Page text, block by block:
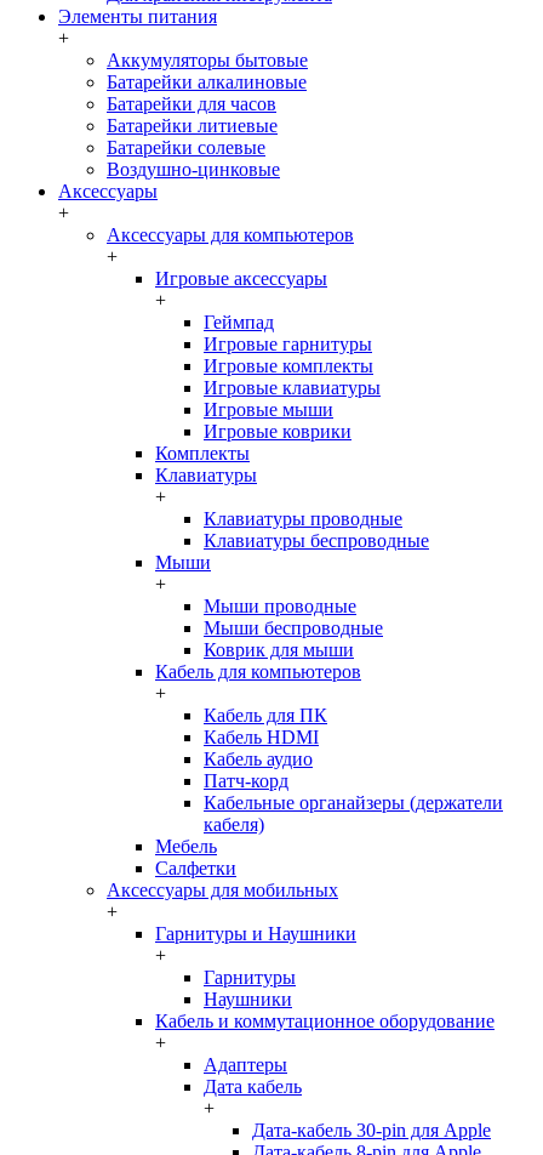
Элементы питания
+
Аккумуляторы бытовые
Батарейки алкалиновые
Батарейки для часов
Батарейки литиевые
Батарейки солевые
Воздушно-цинковые
Аксессуары
+
Аксессуары для компьютеров
+
Игровые аксессуары
+
Геймпад
Игровые гарнитуры
Игровые комплекты
Игровые клавиатуры
Игровые мыши
Игровые коврики
Комплекты
Клавиатуры
+
Клавиатуры проводные
Клавиатуры беспроводные
Мыши
+
Мыши проводные
Мыши беспроводные
Коврик для мыши
Кабель для компьютеров
+
Кабель для ПК
Кабель HDMI
Кабель аудио
Патч-корд
Кабельные органайзеры (держатели
кабеля)
Мебель
Салфетки
Аксессуары для мобильных
+
Гарнитуры и Наушники
+
Гарнитуры
Наушники
Кабель и коммутационное оборудование
+
Адаптеры
Дата кабель
+
Дата-кабель 30-pin для Apple